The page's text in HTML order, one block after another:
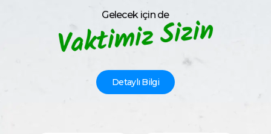
Gelecek için de
Detaylı Bilgi